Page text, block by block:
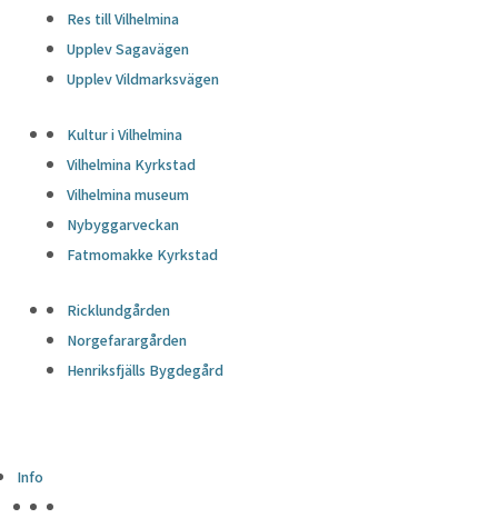
Res till Vilhelmina
Upplev Sagavägen
Upplev Vildmarksvägen
Kultur i Vilhelmina
Vilhelmina Kyrkstad
Vilhelmina museum
Nybyggarveckan
Fatmomakke Kyrkstad
Ricklundgården
Norgefarargården
Henriksfjälls Bygdegård
Info